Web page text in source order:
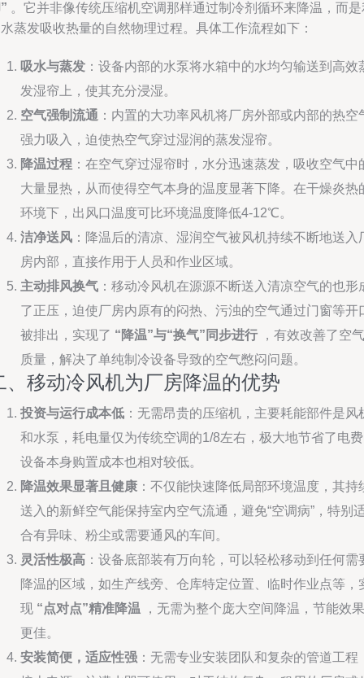
。它并非像传统压缩机空调那样通过制冷剂循环来降温，而是
蒸发吸收热量的自然物理过程。具体工作流程如下：
吸水与蒸发 ：设备内部的水泵将水箱中的水均匀输送到高效
发湿帘上，使其充分浸湿。
空气强制流通 ：内置的大功率风机将厂房外部或内部的热空
强力吸入，迫使热空气穿过湿润的蒸发湿帘。
降温过程 ：在空气穿过湿帘时，水分迅速蒸发，吸收空气中
大量显热，从而使得空气本身的温度显著下降。在干燥炎热
环境下，出风口温度可比环境温度降低4-12℃。
洁净送风 ：降温后的清凉、湿润空气被风机持续不断地送入
房内部，直接作用于人员和作业区域。
主动排风换气 ：移动冷风机在源源不断送入清凉空气的也形
了正压，迫使厂房内原有的闷热、污浊的空气通过门窗等开
被排出，实现了 “降温”与“换气”同步进行 ，有效改善了空气
质量，解决了单纯制冷设备导致的空气憋闷问题。
、移动冷风机为厂房降温的优势
投资与运行成本低 ：无需昂贵的压缩机，主要耗能部件是风
和水泵，耗电量仅为传统空调的1/8左右，极大地节省了电
设备本身购置成本也相对较低。
降温效果显著且健康 ：不仅能快速降低局部环境温度，其持
送入的新鲜空气能保持室内空气流通，避免“空调病”，特别
合有异味、粉尘或需要通风的车间。
灵活性极高 ：设备底部装有万向轮，可以轻松移动到任何需
降温的区域，如生产线旁、仓库特定位置、临时作业点等，
现 “点对点”精准降温 ，无需为整个庞大空间降温，节能效果
更佳。
安装简便，适应性强 ：无需专业安装团队和复杂的管道工程